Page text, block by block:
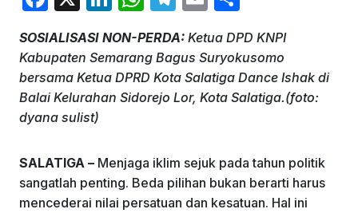
c
e
b
o
o
k
k
e
dI
at
s
A
p
e
gr
a
ai
l
ar
e
SOSIALISASI NON-PERDA: Ketua DPD KNPI
Kabupaten Semarang Bagus Suryokusomo
bersama Ketua DPRD Kota Salatiga Dance Ishak di
Balai Kelurahan Sidorejo Lor, Kota Salatiga.(foto:
dyana sulist)
SALATIGA – Menjaga iklim sejuk pada tahun politik
sangatlah penting. Beda pilihan bukan berarti harus
mencederai nilai persatuan dan kesatuan. Hal ini